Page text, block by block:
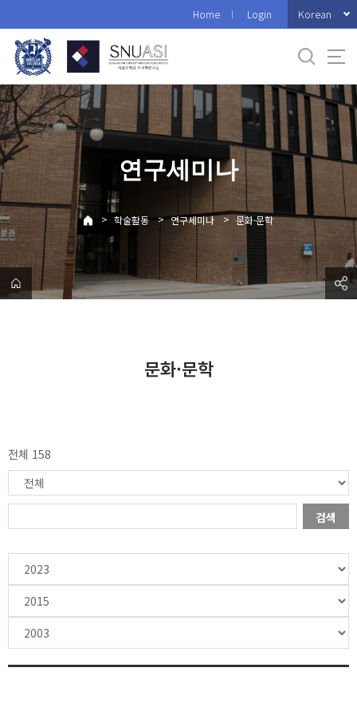
로
메
뉴
Home Login Korean
연구세미나
> 학술활동 > 연구세미나 > 문화·문학
문화·문학
전체 158
검색